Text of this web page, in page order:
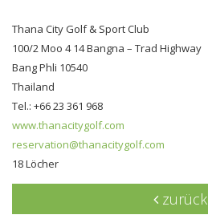
Thana City Golf & Sport Club
100/2 Moo 4 14 Bangna – Trad Highway
Bang Phli 10540
Thailand
Tel.: +66 23 361 968
www.thanacitygolf.com
reservation@thanacitygolf.com
18 Löcher
zurück